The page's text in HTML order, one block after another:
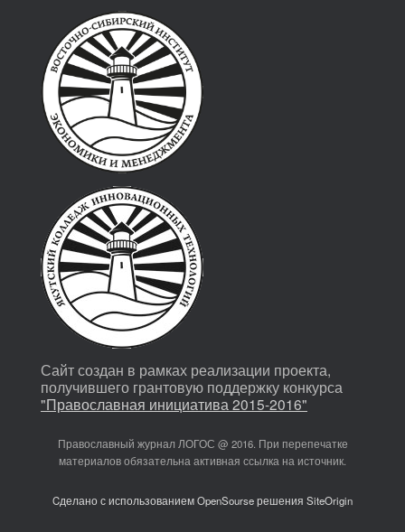
Сайт создан в рамках реализации проекта,
получившего грантовую поддержку конкурса
"Православная инициатива 2015-2016"
Православный журнал ЛОГОС @ 2016. При перепечатке
материалов обязательна активная ссылка на источник.
Cделано с использованием OpenSourse решения SiteOrigin